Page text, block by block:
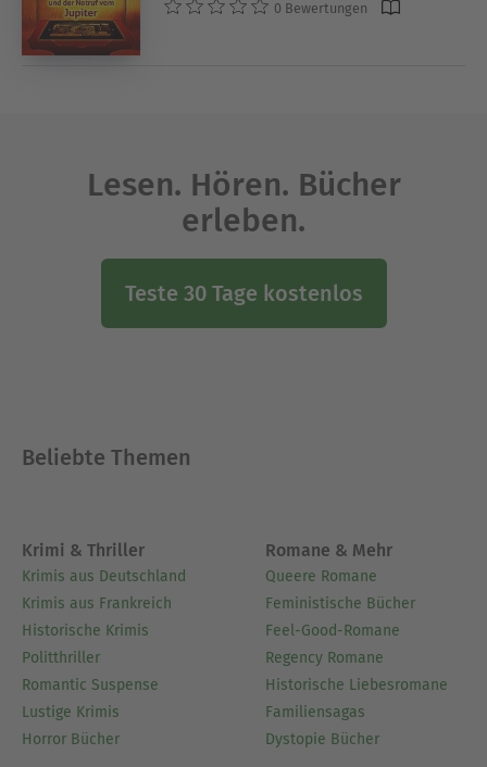
0 Bewertungen
Lesen. Hören. Bücher
erleben.
Teste 30 Tage kostenlos
Beliebte Themen
Krimi & Thriller
Krimis aus Deutschland
Krimis aus Frankreich
Historische Krimis
Politthriller
Romantic Suspense
Lustige Krimis
Horror Bücher
Romane & Mehr
Queere Romane
Feministische Bücher
Feel-Good-Romane
Regency Romane
Historische Liebesromane
Familiensagas
Dystopie Bücher